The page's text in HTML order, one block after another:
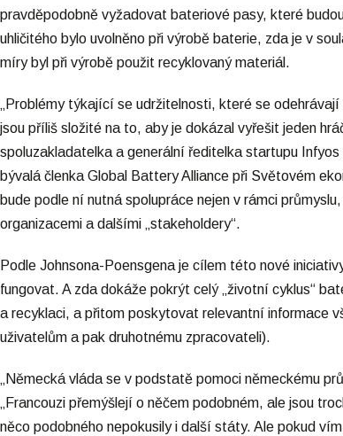
pravděpodobně vyžadovat bateriové pasy, které
uhličitého bylo uvolněno při výrobě baterie, zda je v
míry byl při výrobě použit recyklovaný materiál.
„Problémy týkající se udržitelnosti, které se
jsou příliš složité na to, aby je dokázal vyřešit jeden
spoluzakladatelka a generální ředitelka startupu
bývalá členka Global Battery Alliance při Světovém
bude podle ní nutná spolupráce nejen v rámci
organizacemi a dalšími „stakeholdery“.
Podle Johnsona-Poensgena je cílem této nové
fungovat. A zda dokáže pokrýt celý „životní cyklus“
a recyklaci, a přitom poskytovat relevantní informace
uživatelům a pak druhotnému zpracovateli).
„Německá vláda se v podstatě pomoci německému
„Francouzi přemýšlejí o něčem podobném, ale jsou
něco podobného nepokusily i další státy. Ale pokud